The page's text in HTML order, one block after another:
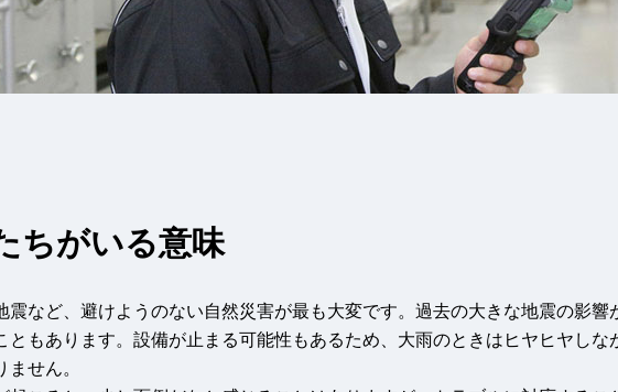
ちがいる意味
震など、避けようのない自然災害が最も大変です。過去の大きな地震の影響
ともあります。設備が止まる可能性もあるため、大雨のときはヒヤヒヤし
せん。